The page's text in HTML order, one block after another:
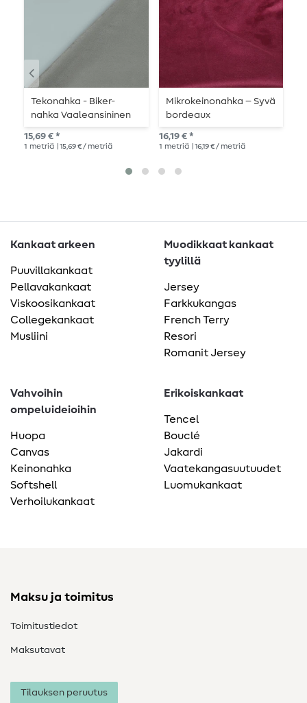
Tekonahka - Biker-
nahka Vaaleansininen
15,69 € *
1 metriä | 15,69 € / metriä
Mikrokeinonahka – Syvä
bordeaux
16,19 € *
1 metriä | 16,19 € / metriä
Kankaat arkeen
Puuvillakankaat
Pellavakankaat
Viskoosikankaat
Collegekankaat
Musliini
Muodikkaat kankaat
tyylillä
Jersey
Farkkukangas
French Terry
Resori
Romanit Jersey
Vahvoihin
ompeluideioihin
Huopa
Canvas
Keinonahka
Softshell
Verhoilukankaat
Erikoiskankaat
Tencel
Bouclé
Jakardi
Vaatekangasuutuudet
Luomukankaat
Maksu ja toimitus
Toimitustiedot
Maksutavat
Tilauksen peruutus